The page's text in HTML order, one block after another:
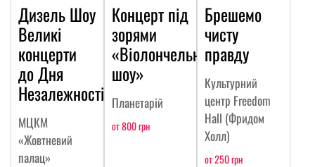
Дизель Шоу
Великі
концерти
до Дня
Незалежності
МЦКМ
«Жовтневий
палац»
Концерт під
зорями
«Віолончельне
шоу»
Планетарій
от 800 грн
Брешемо
чисту
правду
Культурний
центр Freedom
Hall (Фридом
Холл)
от 250 грн